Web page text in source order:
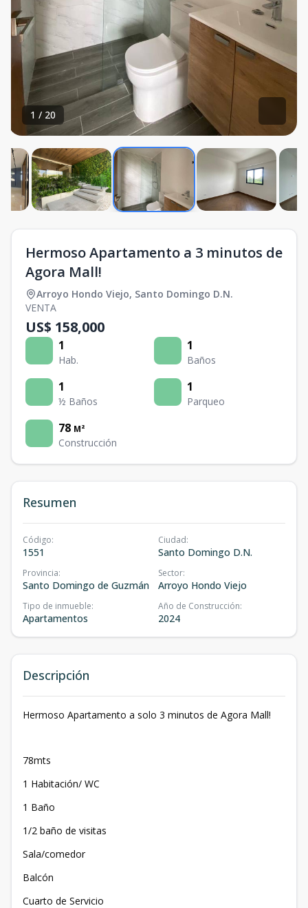
1 / 20
Hermoso Apartamento a 3 minutos de
Agora Mall!
Arroyo Hondo Viejo, Santo Domingo D.N.
VENTA
US$ 158,000
1
Hab.
1
Baños
1
½ Baños
1
Parqueo
78 M²
Construcción
Resumen
Código:
1551
Ciudad:
Santo Domingo D.N.
Provincia:
Santo Domingo de Guzmán
Sector:
Arroyo Hondo Viejo
Tipo de inmueble:
Apartamentos
Año de Construcción:
2024
Descripción
Hermoso Apartamento a solo 3 minutos de Agora Mall!
78mts
1 Habitación/ WC
1 Baño
1/2 baño de visitas
Sala/comedor
Balcón
Cuarto de Servicio